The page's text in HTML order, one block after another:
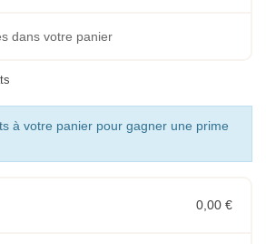
dans votre panier
à votre panier pour gagner une prime
0,00 €